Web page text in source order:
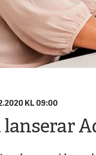
KL 09:00